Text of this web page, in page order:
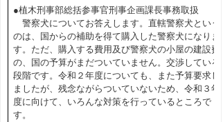
●植木刑事部総括参事官刑事企画課長事務取扱
警察犬についてお答えします。直轄警察犬という
のは、国からの補助を得て購入した警察犬になりま
す。ただ、購入する費用及び警察犬の小屋の建設費
の、国の予算がまだついていません。交渉している
段階です。令和２年度についても、また予算要求し
ましたが、残念ながらついていないため、令和３年
度に向けて、いろんな対策を行っているところで
す。